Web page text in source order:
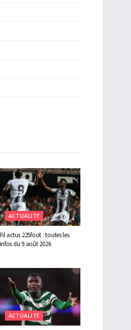
ACTUALITÉ
Fil actus 225foot : toutes les
infos du 9 août 2026
ACTUALITÉ